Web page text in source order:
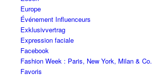
Europe
Événement Influenceurs
Exklusivvertrag
Expression faciale
Facebook
Fashion Week : Paris, New York, Milan & Co.
Favoris